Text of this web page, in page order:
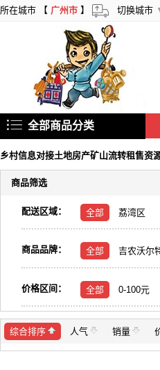
所在城市 【 广州市 】 切换城市
全部商品分类
乡村信息对接土地房产矿山流转租售资
商品筛选
配送区域： 全部 荔湾区
商品品牌： 全部 吉农沃尔
价格区间： 全部 0-100元
综合排序 人气 销量